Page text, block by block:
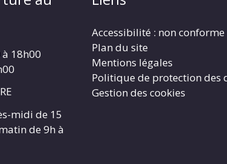
18h00
midi de 15
de 9h à
Accessibilité : non conforme
Plan du site
Mentions légales
Politique de protection des
Gestion des cookies